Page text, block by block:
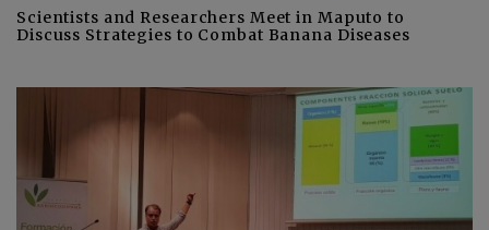
Scientists and Researchers Meet in Maputo to
Discuss Strategies to Combat Banana Diseases